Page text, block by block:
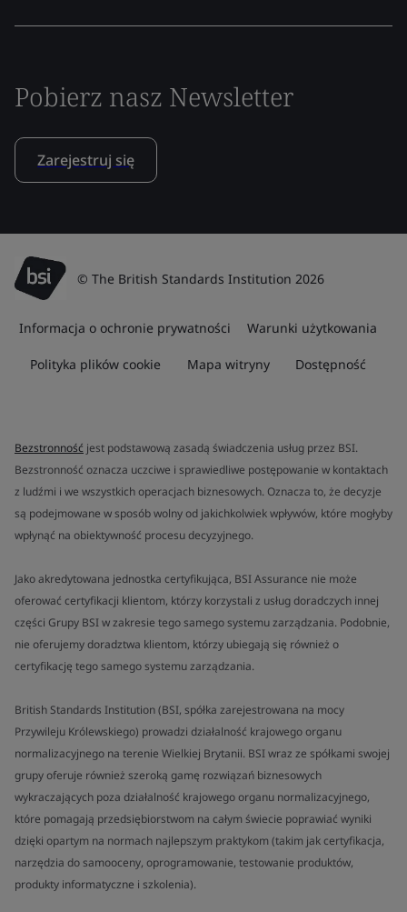
Pobierz nasz Newsletter
Zarejestruj się
© The British Standards Institution 2026
Informacja o ochronie prywatności Warunki użytkowania
Polityka plików cookie Mapa witryny Dostępność
Bezstronność jest podstawową zasadą świadczenia usług przez BSI.
Bezstronność oznacza uczciwe i sprawiedliwe postępowanie w kontaktach
z ludźmi i we wszystkich operacjach biznesowych. Oznacza to, że decyzje
są podejmowane w sposób wolny od jakichkolwiek wpływów, które mogłyby
wpłynąć na obiektywność procesu decyzyjnego.
Jako akredytowana jednostka certyfikująca, BSI Assurance nie może
oferować certyfikacji klientom, którzy korzystali z usług doradczych innej
części Grupy BSI w zakresie tego samego systemu zarządzania. Podobnie,
nie oferujemy doradztwa klientom, którzy ubiegają się również o
certyfikację tego samego systemu zarządzania.
British Standards Institution (BSI, spółka zarejestrowana na mocy
Przywileju Królewskiego) prowadzi działalność krajowego organu
normalizacyjnego na terenie Wielkiej Brytanii. BSI wraz ze spółkami swojej
grupy oferuje również szeroką gamę rozwiązań biznesowych
wykraczających poza działalność krajowego organu normalizacyjnego,
które pomagają przedsiębiorstwom na całym świecie poprawiać wyniki
dzięki opartym na normach najlepszym praktykom (takim jak certyfikacja,
narzędzia do samooceny, oprogramowanie, testowanie produktów,
produkty informatyczne i szkolenia).